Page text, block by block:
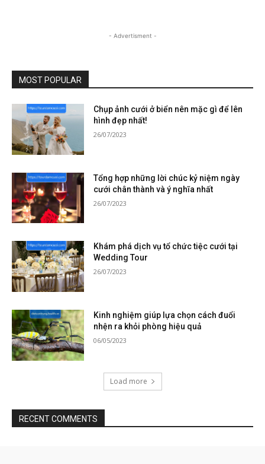
- Advertisment -
MOST POPULAR
Chụp ảnh cưới ở biển nên mặc gì để lên
hình đẹp nhất!
26/07/2023
Tổng hợp những lời chúc kỷ niệm ngày
cưới chân thành và ý nghĩa nhất
26/07/2023
Khám phá dịch vụ tổ chức tiệc cưới tại
Wedding Tour
26/07/2023
Kinh nghiệm giúp lựa chọn cách đuổi
nhện ra khỏi phòng hiệu quả
06/05/2023
Load more
RECENT COMMENTS